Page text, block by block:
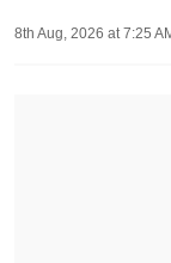
8th Aug, 2026 at 7:25